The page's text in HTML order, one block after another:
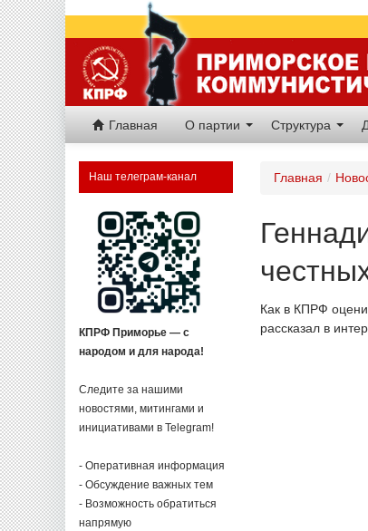
Главная О партии Структура
Наш телеграм-канал
КПРФ Приморье — с
народом и для народа!
Следите за нашими
новостями, митингами и
инициативами в Telegram!
- Оперативная информация
- Обсуждение важных тем
- Возможность обратиться
напрямую
Главная /
Как в КПРФ
рассказал в